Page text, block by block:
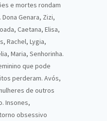
e mortes rondam
Genara, Zizi,
Caetana, Elisa,
Rachel, Lygia,
Maria, Senhorinha.
que pode
perderam. Avós,
de outros
Insones,
obsessivo